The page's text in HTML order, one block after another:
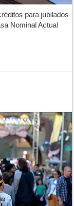
para jubilados
Nominal Actual